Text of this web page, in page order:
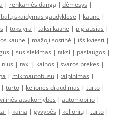
| renkamės dangą | dėmesys |
skaidymas gaudyklėse | kaune |
| toks yra | taksi kaune | pigiausias |
kaune | mažoji sostinė | išsikviesti |
| susisiekimas | taksi | paslaugos |
| taxi | kainos | svaros prekes |
| mikroautobusu | talpinimas |
| turto | kelionės draudimas | turto |
atsakomybės | automobilio |
| kaina | gyvybės | kelionių | turto |